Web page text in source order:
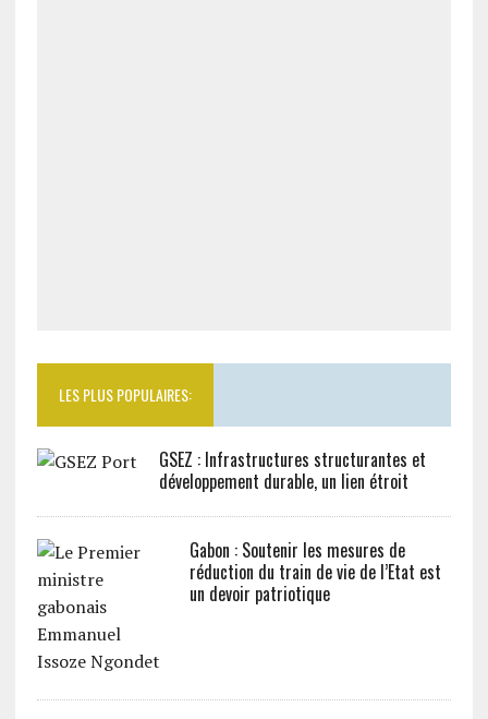
LES PLUS POPULAIRES:
GSEZ : Infrastructures structurantes et
développement durable, un lien étroit
Gabon : Soutenir les mesures de
réduction du train de vie de l’Etat est
un devoir patriotique